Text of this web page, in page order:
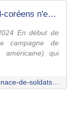
Ukraine. La menace de soldats nord-coréens n'est qu'une campagne de désinformation étasunienne
En début de
campagne de
américaine) qui